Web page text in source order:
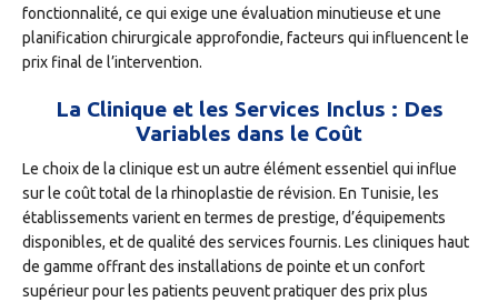
fonctionnalité, ce qui exige une évaluation minutieuse et une
planification chirurgicale approfondie, facteurs qui influencent le
prix final de l’intervention.
La Clinique et les Services Inclus : Des
Variables dans le Coût
Le choix de la clinique est un autre élément essentiel qui influe
sur le coût total de la rhinoplastie de révision. En Tunisie, les
établissements varient en termes de prestige, d’équipements
disponibles, et de qualité des services fournis. Les cliniques haut
de gamme offrant des installations de pointe et un confort
supérieur pour les patients peuvent pratiquer des prix plus